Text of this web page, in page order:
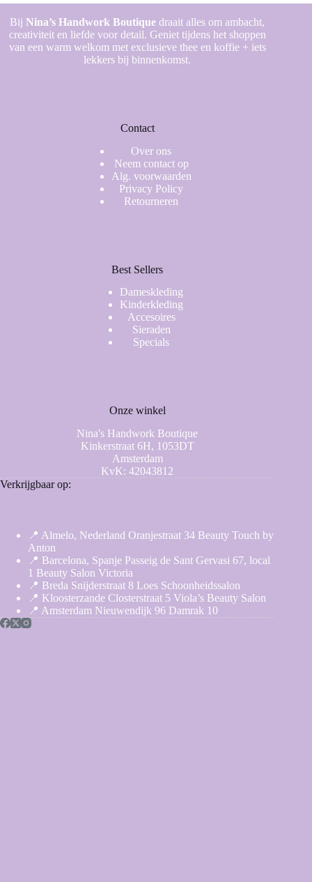
BijNina’s Handwork Boutique draait alles om ambacht,
creativiteit en liefde voor detail. Geniet tijdens het shoppen
van een warm welkom met exclusieve thee en koffie + iets
lekkers bij binnenkomst.
Contact
Over ons
Neem contact op
Alg. voorwaarden
Privacy Policy
Retourneren
Best Sellers
Dameskleding
Kinderkleding
Accesoires
Sieraden
Specials
Onze winkel
Nina's Handwork Boutique
Kinkerstraat 6H, 1053DT
Amsterdam
KvK: 42043812
Verkrijgbaar op:
📍 Almelo, Nederland Oranjestraat 34 Beauty Touch by
Anton
📍 Barcelona, Spanje Passeig de Sant Gervasi 67, local
1 Beauty Salon Victoria
📍 Breda Snijderstraat 8 Loes Schoonheidssalon
📍 Kloosterzande Closterstraat 5 Viola’s Beauty Salon
📍 Amsterdam Nieuwendijk 96 Damrak 10